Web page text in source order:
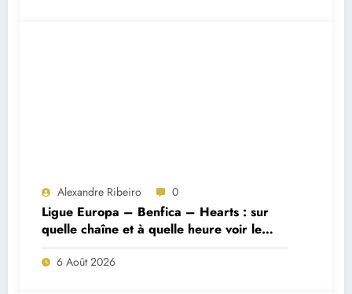
Alexandre Ribeiro 0
Ligue Europa – Benfica – Hearts : sur
quelle chaîne et à quelle heure voir le
match ?
6 Août 2026